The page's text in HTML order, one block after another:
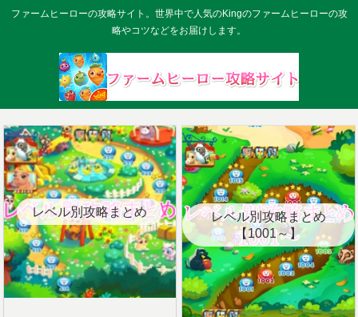
ファームヒーローの攻略サイト。世界中で人気のKingのファームヒーローの攻
略やコツなどをお届けします。
レベル別攻略まとめ
レベル別攻略まとめ
【1001～】